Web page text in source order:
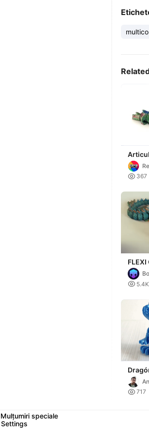
 367
FLEXI
 5.4K
 717
Mulțumiri speciale